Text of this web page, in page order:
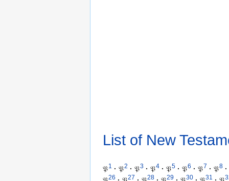
List of New
𝔓1 · 𝔓2 · 𝔓3 · 𝔓4 · 𝔓5 · 𝔓6 · 𝔓7 · 𝔓8 ·
26 27 28 29 30 31